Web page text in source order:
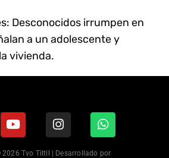
Desconocidos irrumpen en
a un adolescente y
vivienda.
Tvo Tiltil | Desarrollado por